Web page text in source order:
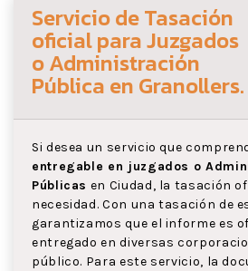
Servicio de Tasación
oficial para Juzgados
o Administración
Pública en Granollers.
Si desea un servicio que
entregable en juzgados o
Públicas en Ciudad, la tasación
necesidad. Con una tasación de
garantizamos que el informe es
entregado en diversas
público. Para este servicio, la